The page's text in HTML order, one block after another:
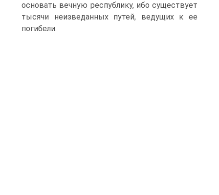
основать вечную республику, ибо существует
тысячи неизведанных путей, ведущих к ее
погибели.